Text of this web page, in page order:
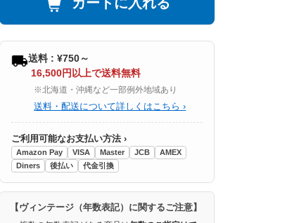
送料 : ¥750～
16,500円以上で送料無料
※北海道・沖縄など一部例外地域あり
送料・配送について詳しくはこちら ›
ご利用可能なお支払い方法 ›
Amazon Pay VISA Master JCB
AMEX
Diners
後払い 代金引換
【ヴィンテージ（年数表記）に関するご注意】